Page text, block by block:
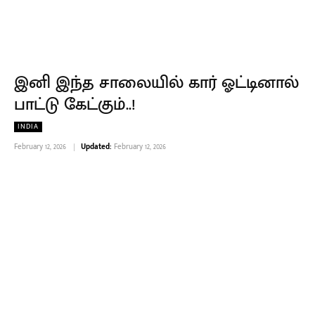
இனி இந்த சாலையில் கார் ஓட்டினால்
பாட்டு கேட்கும்..!
INDIA
February 12, 2026 Updated: February 12, 2026